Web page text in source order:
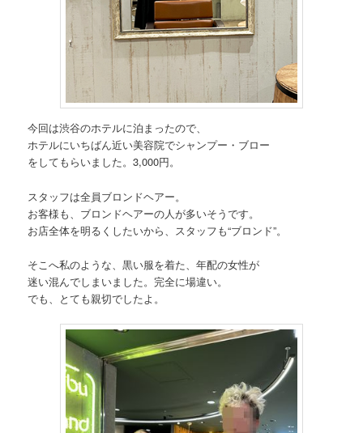
今回は渋谷のホテルに泊まったので、
ホテルにいちばん近い美容院でシャンプー・ブロー
をしてもらいました。3,000円。
スタッフは全員ブロンドヘアー。
お客様も、ブロンドヘアーの人が多いそうです。
お店全体を明るくしたいから、スタッフも“ブロンド”。
そこへ私のような、黒い服を着た、年配の女性が
迷い混んでしまいました。完全に場違い。
でも、とても親切でしたよ。